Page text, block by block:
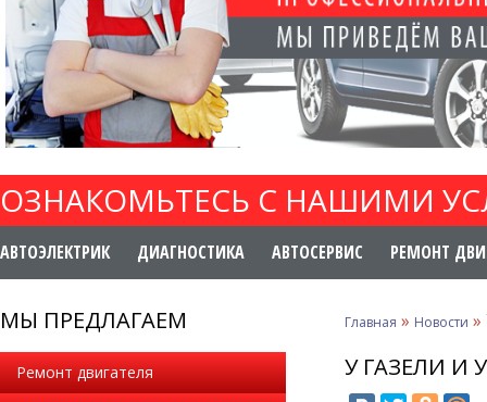
ОЗНАКОМЬТЕСЬ С НАШИМИ
АВТОЭЛЕКТРИК ДИАГНОСТИКА АВТОСЕРВИС РЕМОНТ
МЫ ПРЕДЛАГАЕМ
Ремонт двигателя
Главная » Новости »
У ГАЗЕЛИ И